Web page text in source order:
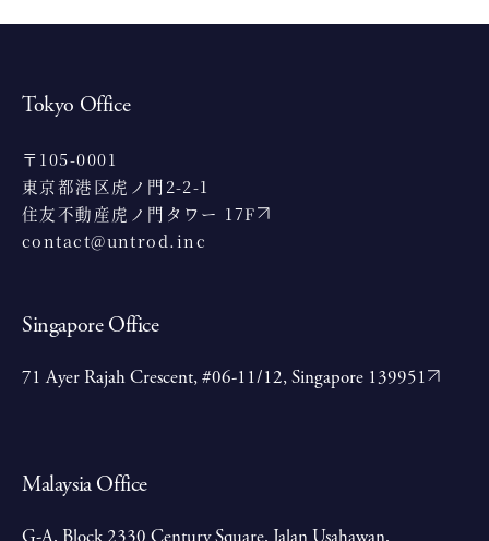
Tokyo Office
〒105-0001
東京都港区虎ノ門2-2-1
住友不動産虎ノ門タワー 17F
contact@untrod.inc
Singapore Office
71 Ayer Rajah Crescent, #06-11/12, Singapore 139951
Malaysia Office